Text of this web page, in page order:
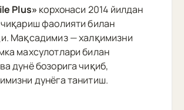
Plus» корхонаси 2014 йилдан
фаолияти билан
Мақсадимиз — халқимизни
махсулотлари билан
дунё бозорига чиқиб,
дунёга танитиш.